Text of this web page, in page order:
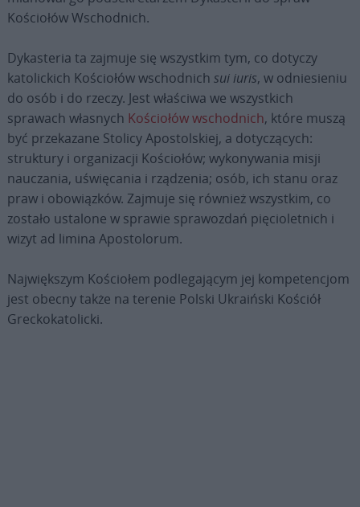
Kościołów Wschodnich.
Dykasteria ta zajmuje się wszystkim tym, co dotyczy
katolickich Kościołów wschodnich sui iuris, w odniesieniu
do osób i do rzeczy. Jest właściwa we wszystkich
sprawach własnych Kościołów wschodnich, które muszą
być przekazane Stolicy Apostolskiej, a dotyczących:
struktury i organizacji Kościołów; wykonywania misji
nauczania, uświęcania i rządzenia; osób, ich stanu oraz
praw i obowiązków. Zajmuje się również wszystkim, co
zostało ustalone w sprawie sprawozdań pięcioletnich i
wizyt ad limina Apostolorum.
Największym Kościołem podlegającym jej kompetencjom
jest obecny także na terenie Polski Ukraiński Kościół
Greckokatolicki.